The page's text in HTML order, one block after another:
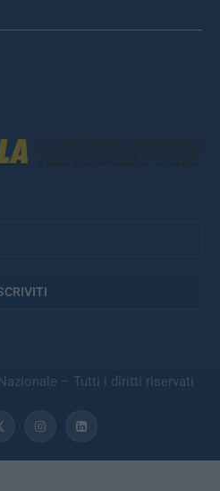
– Tutti i diritti riservati